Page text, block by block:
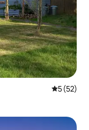
平均评分
5 (52)